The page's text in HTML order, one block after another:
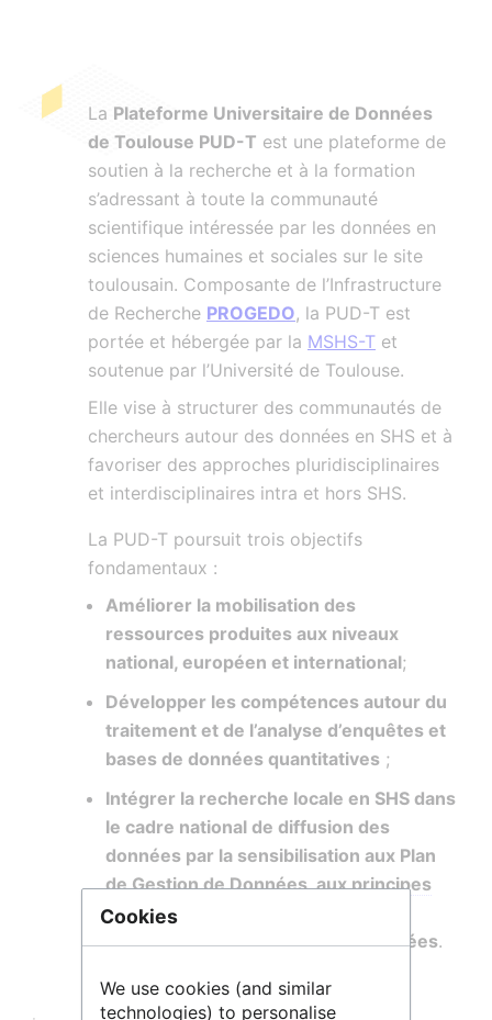
La Plateforme Universitaire de Données
de Toulouse PUD-T est une plateforme de
soutien à la recherche et à la formation
s’adressant à toute la communauté
scientifique intéressée par les données en
sciences humaines et sociales sur le site
toulousain. Composante de l’Infrastructure
de Recherche PROGEDO, la PUD-T est
portée et hébergée par la MSHS-T et
soutenue par l’Université de Toulouse.
Elle vise à structurer des communautés de
chercheurs autour des données en SHS et à
favoriser des approches pluridisciplinaires
et interdisciplinaires intra et hors SHS.
La PUD-T poursuit trois objectifs
fondamentaux :
Améliorer la mobilisation des
ressources produites aux niveaux
national, européen et international;
Développer les compétences autour du
traitement et de l’analyse d’enquêtes et
bases de données quantitatives ;
Intégrer la recherche locale en SHS dans
le cadre national de diffusion des
données par la sensibilisation aux Plan
de Gestion de Données, auxprincipes
FAIR., et au respect du Règlement
Général sur la Protection des Données.
Cookies
We use cookies (and similar
technologies) to personalise